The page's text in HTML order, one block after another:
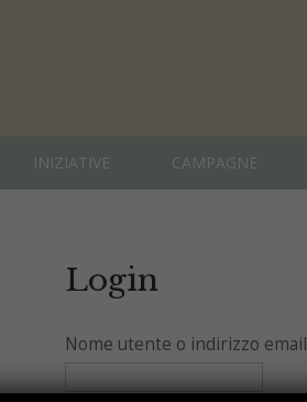
INIZIATIVE CAMPAGNE
Login
Nome utente o indirizzo email